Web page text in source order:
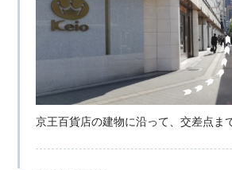
京王百貨店の建物に沿って、交差点ま